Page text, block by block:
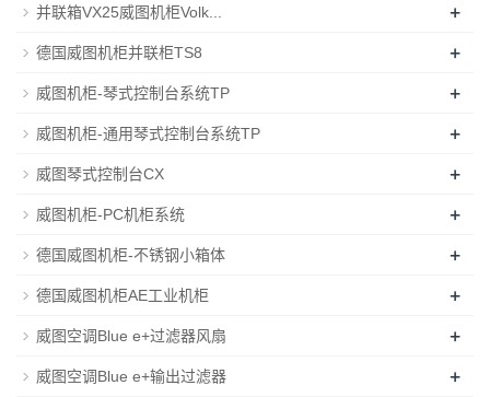
并联箱VX25威图机柜Volk... +
德国威图机柜并联柜TS8 +
威图机柜-琴式控制台系统TP +
威图机柜-通用琴式控制台系统TP +
威图琴式控制台CX +
威图机柜-PC机柜系统 +
德国威图机柜-不锈钢小箱体 +
德国威图机柜AE工业机柜 +
威图空调Blue e+过滤器风扇 +
威图空调Blue e+输出过滤器 +